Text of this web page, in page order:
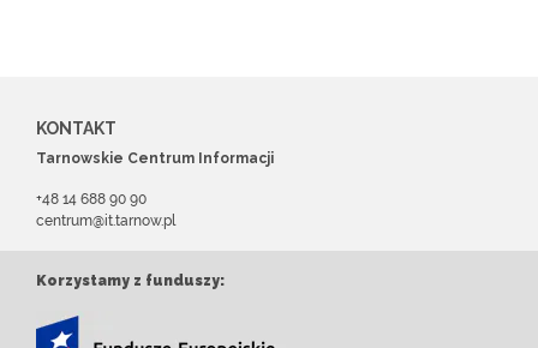
KONTAKT
Tarnowskie Centrum Informacji
+48 14 688 90 90
centrum@it.tarnow.pl
Korzystamy z funduszy: